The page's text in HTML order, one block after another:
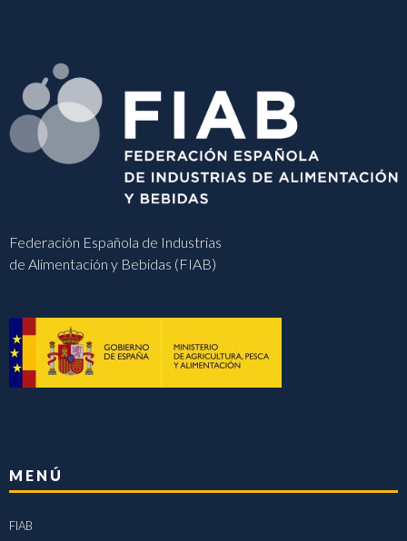
Federación Española de Industrias
de Alimentación y Bebidas (FIAB)
MENÚ
FIAB